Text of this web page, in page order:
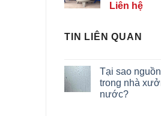
Liên hệ
TIN LIÊN QUAN
Tại sao
trong nhà
nước?